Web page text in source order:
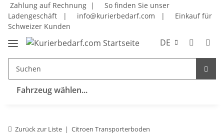
Zahlung auf Rechnung |
So finden Sie unser
Ladengeschäft
| info@kurierbedarf.com |
Einkauf für
Schweizer Kunden
DE
Fahrzeug wählen...
Zurück zur Liste Citroen Transporterboden